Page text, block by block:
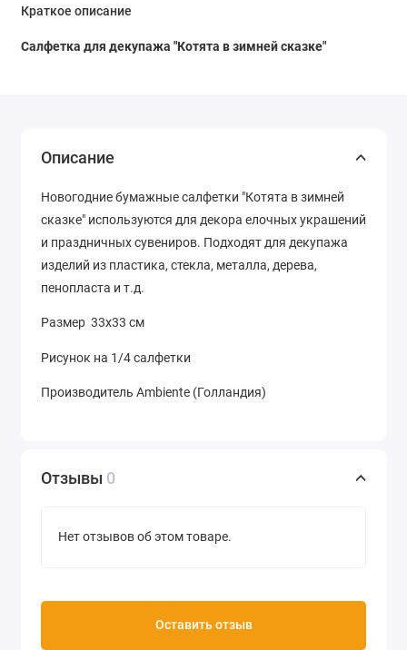
Краткое описание
Салфетка для декупажа "Котята в зимней сказке"
Описание
Новогодние бумажные салфетки "Котята в зимней
сказке" используются для декора елочных украшений
и праздничных сувениров. Подходят для декупажа
изделий из пластика, стекла, металла, дерева,
пенопласта и т.д.
Размер 33х33 см
Рисунок на 1/4 салфетки
Производитель Ambiente (Голландия)
Отзывы 0
Нет отзывов об этом товаре.
Оставить отзыв